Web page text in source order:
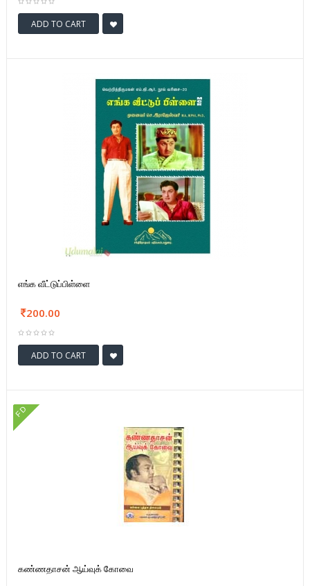
ADD TO CART
எங்க வீட்டுப்பிள்ளை
200.00
ADD TO CART
FD
கண்ணதாசன் ஆய்வுக் கோவை